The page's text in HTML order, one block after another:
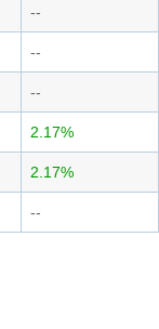
--
--
--
2.17%
2.17%
--